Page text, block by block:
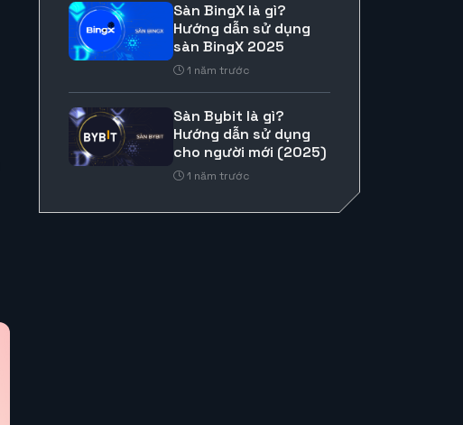
Sàn BingX là gì?
Hướng dẫn sử dụng
sàn BingX 2025
1 năm trước
Sàn Bybit là gì?
Hướng dẫn sử dụng
cho người mới (2025)
1 năm trước